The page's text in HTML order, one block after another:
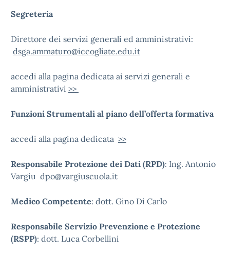
Segreteria
Direttore dei servizi generali ed amministrativi:
dsga.ammaturo@iccogliate.edu.it
accedi alla pagina dedicata ai servizi generali e
amministrativi >>
Funzioni Strumentali al piano dell’offerta formativa
accedi alla pagina dedicata >>
Responsabile Protezione dei Dati (RPD): Ing. Antonio
Vargiu dpo@vargiuscuola.it
Medico Competente: dott. Gino Di Carlo
Responsabile Servizio Prevenzione e Protezione
(RSPP): dott. Luca Corbellini